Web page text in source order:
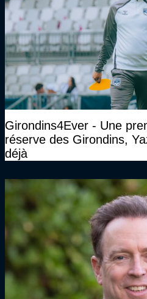
Girondins4Ever - Une
réserve des Girondins,
déjà